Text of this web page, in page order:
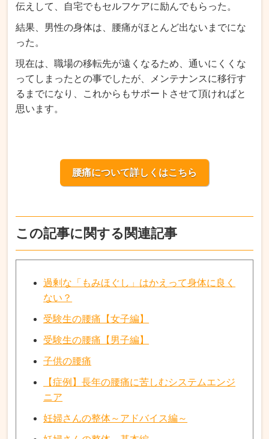
伝えして、自宅でもセルフケアに励んでもらった。
結果、男性の身体は、腰痛がほとんど出ないまでにな
った。
現在は、職場の移転先が遠くなるため、通いにくくな
ってしまったとの事でしたが、メンテナンスに移行す
るまでになり、これからもサポートさせて頂ければと
思います。
腰痛について詳しくはこちら
この記事に関する関連記事
過剰な「もみほぐし」はかえって身体に良く
ない？
受験生の腰痛【女子編】
受験生の腰痛【男子編】
子供の腰痛
【症例】長年の腰痛に苦しむシステムエンジ
ニア
妊婦さんの整体～アドバイス編～